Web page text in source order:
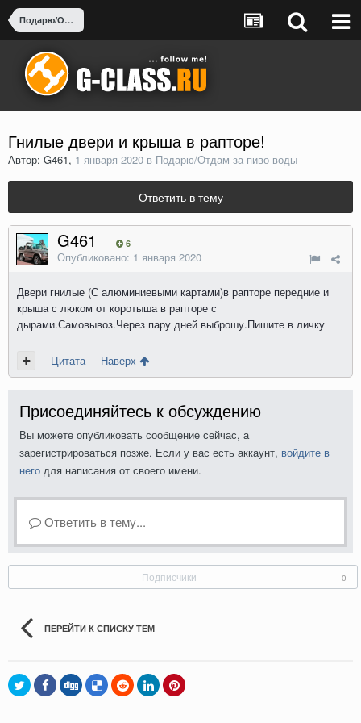
Подарю/Отдам за пиво-воды
Гнилые двери и крыша в рапторе!
Автор: G461, 1 января 2020 в Подарю/Отдам за пиво-воды
Ответить в тему
G461 6
Опубликовано: 1 января 2020
Двери гнилые (С алюминиевыми картами)в рапторе передние и
крыша с люком от коротыша в рапторе с
дырами.Самовывоз.Через пару дней выброшу.Пишите в личку
Цитата Наверх
Присоединяйтесь к обсуждению
Вы можете опубликовать сообщение сейчас, а
зарегистрироваться позже. Если у вас есть аккаунт, войдите в
него для написания от своего имени.
Ответить в тему...
Подписчики 0
ПЕРЕЙТИ К СПИСКУ ТЕМ